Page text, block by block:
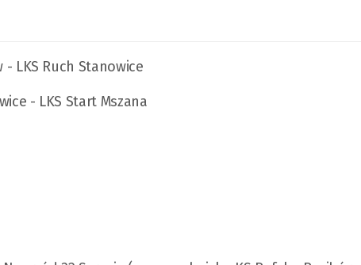
- LKS Ruch Stanowice
- LKS Start Mszana